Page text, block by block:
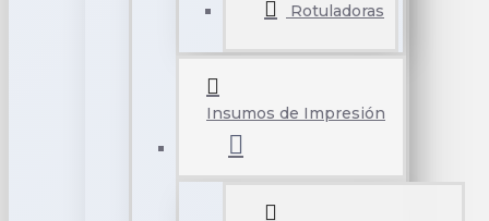
Rotuladoras
Insumos de Impresión